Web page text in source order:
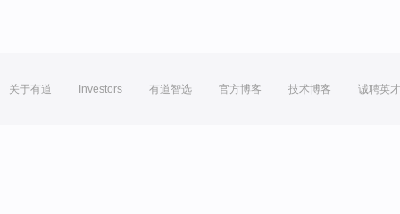
关于有道 Investors 有道智选 官方博客 技术博客 诚聘英才